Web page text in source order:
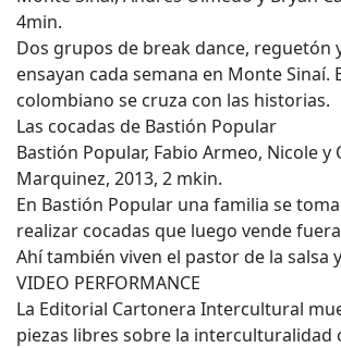
4min.
Dos grupos de break dance, reguetón
ensayan cada semana en Monte Sinaí.
colombiano se cruza con las historias.
Las cocadas de Bastión Popular
Bastión Popular, Fabio Armeo, Nicole y
Marquinez, 2013, 2 mkin.
En Bastión Popular una familia se
realizar cocadas que luego vende
Ahí también viven el pastor de la salsa
VIDEO PERFORMANCE
La Editorial Cartonera Intercultural
piezas libres sobre la interculturalidad